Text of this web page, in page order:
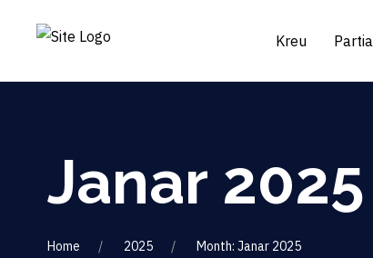
Kreu Partia
Janar 2025
Home 2025 Month: Janar 2025